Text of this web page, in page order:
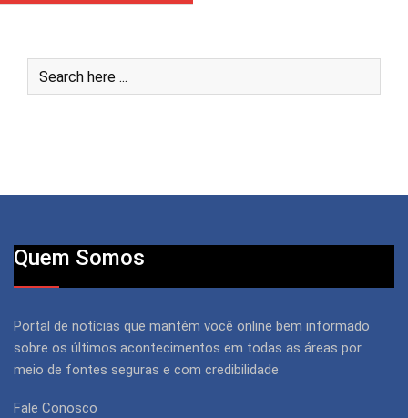
Quem Somos
Portal de notícias que mantém você online bem informado
sobre os últimos acontecimentos em todas as áreas por
meio de fontes seguras e com credibilidade
Fale Conosco